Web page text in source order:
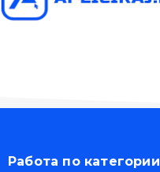
Работа по категории